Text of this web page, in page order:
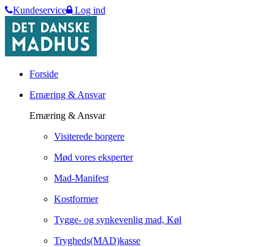
Kundeservice Log ind
Forside
Ernæring & Ansvar
Ernæring & Ansvar
Visiterede borgere
Mød vores eksperter
Mad-Manifest
Kostformer
Tygge- og synkevenlig mad, Køl
Trygheds(MAD)kasse